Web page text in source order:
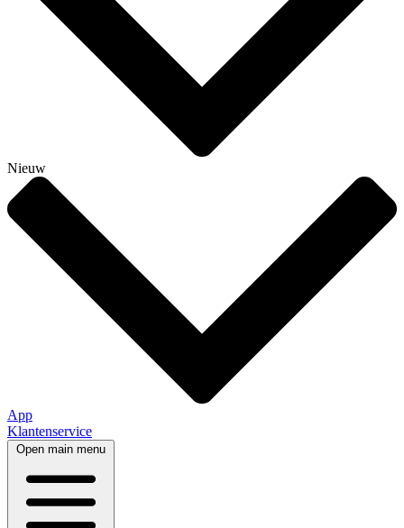
Nieuw
App
Klantenservice
Open main menu